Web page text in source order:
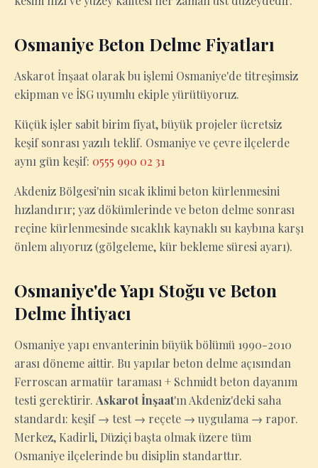
Osmaniye Beton Delme Fiyatları
Askarot İnşaat olarak bu işlemi Osmaniye'de titreşimsiz
ekipman ve İSG uyumlu ekiple yürütüyoruz.
Küçük işler sabit birim fiyat, büyük projeler ücretsiz
keşif sonrası yazılı teklif. Osmaniye ve çevre ilçelerde
aynı gün keşif: 0555 990 02 31
Akdeniz Bölgesi'nin sıcak iklimi beton kürlenmesini
hızlandırır; yaz dökümlerinde ve beton delme sonrası
reçine kürlenmesinde sıcaklık kaynaklı su kaybına karşı
önlem alıyoruz (gölgeleme, kür bekleme süresi ayarı).
Osmaniye'de Yapı Stoğu ve Beton
Delme İhtiyacı
Osmaniye yapı envanterinin büyük bölümü 1990-2010
arası döneme aittir. Bu yapılar beton delme açısından
Ferroscan armatür taraması + Schmidt beton dayanım
testi gerektirir. Askarot İnşaat'ın Akdeniz'deki saha
standardı: keşif → test → reçete → uygulama → rapor.
Merkez, Kadirli, Düziçi başta olmak üzere tüm
Osmaniye ilçelerinde bu disiplin standarttır.